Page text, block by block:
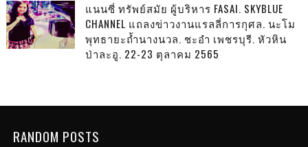
แนนซี่ ทรัพย์สมัย ผู้บริหาร FASAI. SKYBLUE
CHANNEL แถลงข่าวงานแรลลี่การกุศล. นะโม
พุทธายะถ้ำนางนวล. ชะอำ เพชรบุรี. หัวหิน
ป่าละอู. 22-23 ตุลาคม 2565
RANDOM POSTS